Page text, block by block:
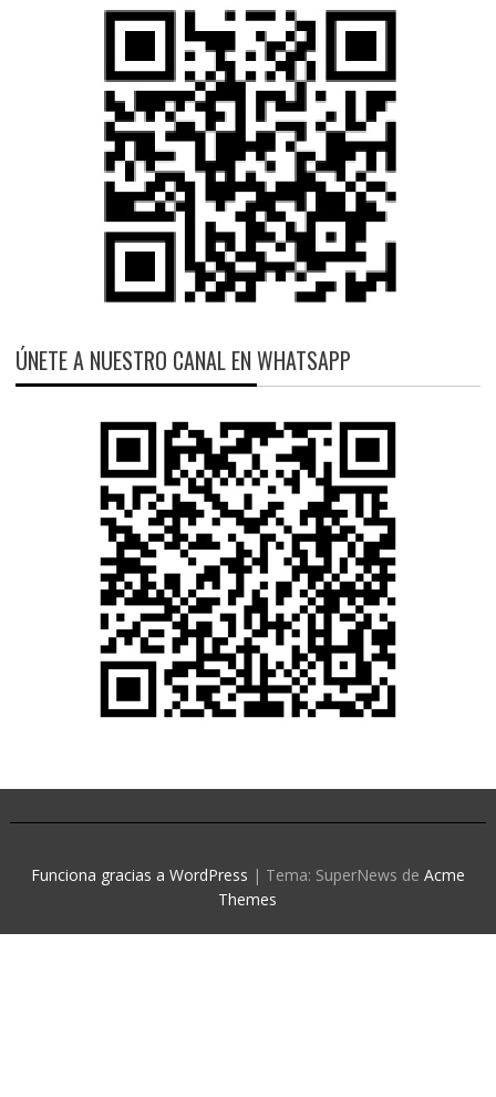
ÚNETE A NUESTRO CANAL EN WHATSAPP
Funciona gracias a WordPress | Tema: SuperNews de Acme
Themes